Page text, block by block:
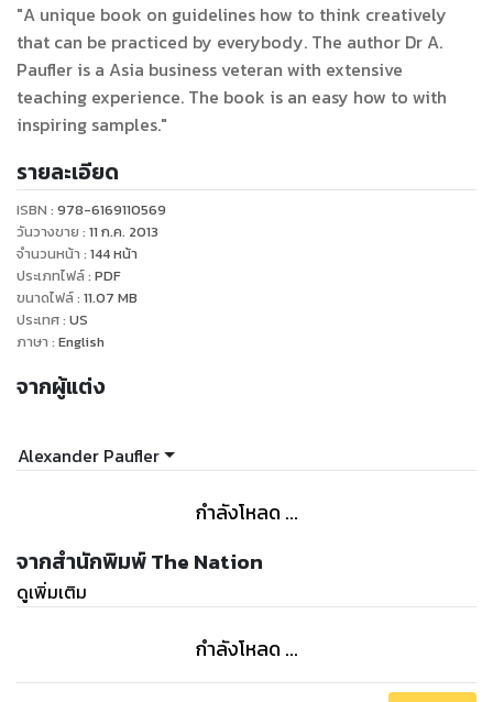
"A unique book on guidelines how to think creatively
that can be practiced by everybody. The author Dr A.
Paufler is a Asia business veteran with extensive
teaching experience. The book is an easy how to with
inspiring samples."
รายละเอียด
ISBN : 978-6169110569
วันวางขาย : 11 ก.ค. 2013
จำนวนหน้า : 144หน้า
ประเภทไฟล์: PDF
ขนาดไฟล์: 11.07 MB
ประเทศ: US
ภาษา : English
จากผู้แต่ง
Alexander Paufler
กำลังโหลด ...
จากสำนักพิมพ์ The Nation
ดูเพิ่มเติม
กำลังโหลด ...